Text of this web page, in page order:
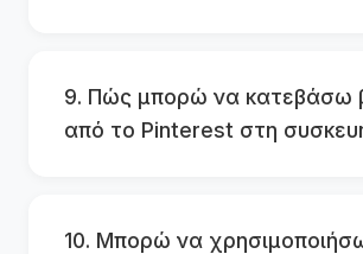
9. Πώς μπορώ να κατεβάσω
από το Pinterest στη
10. Μπορώ να